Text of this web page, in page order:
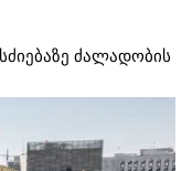
ძალადობის